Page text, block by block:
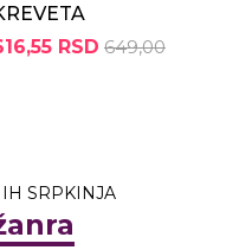
RSD 649,00
SRPKINJA